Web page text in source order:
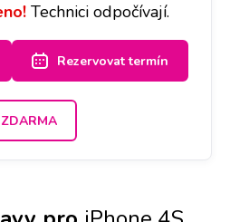
Technici odpočívají.
Rezervovat termín